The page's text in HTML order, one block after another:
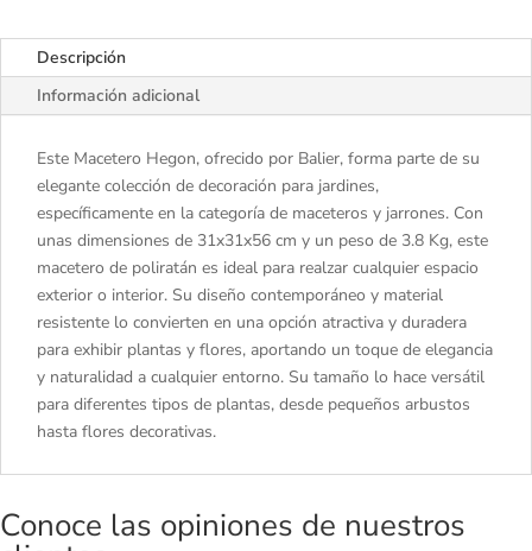
Descripción
Información adicional
Este Macetero Hegon, ofrecido por Balier, forma parte de su
elegante colección de decoración para jardines,
específicamente en la categoría de maceteros y jarrones. Con
unas dimensiones de 31x31x56 cm y un peso de 3.8 Kg, este
macetero de poliratán es ideal para realzar cualquier espacio
exterior o interior. Su diseño contemporáneo y material
resistente lo convierten en una opción atractiva y duradera
para exhibir plantas y flores, aportando un toque de elegancia
y naturalidad a cualquier entorno. Su tamaño lo hace versátil
para diferentes tipos de plantas, desde pequeños arbustos
hasta flores decorativas.
Conoce las opiniones de nuestros